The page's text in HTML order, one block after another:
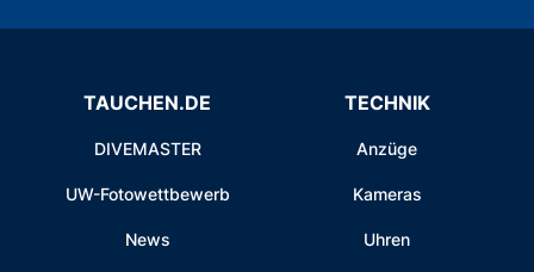
TAUCHEN.DE
DIVEMASTER
UW-Fotowettbewerb
News
TECHNIK
Anzüge
Kameras
Uhren